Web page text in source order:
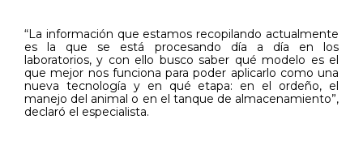
“La información que estamos recopilando actualmente
es la que se está procesando día a día en los
laboratorios, y con ello busco saber qué modelo es el
que mejor nos funciona para poder aplicarlo como una
nueva tecnología y en qué etapa: en el ordeño, el
manejo del animal o en el tanque de almacenamiento”,
declaró el especialista.